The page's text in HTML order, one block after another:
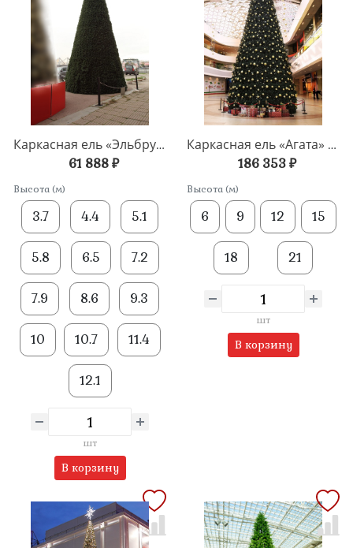
Каркасная ель «Эльбрус» 3,7 – 12,1 метров
61 888 ₽
Высота (м)
3.7 4.4 5.1
5.8 6.5 7.2
7.9 8.6 9.3
10 10.7 11.4
12.1
шт
В корзину
Каркасная ель «Агата» 6-21 метров
186 353 ₽
Высота (м)
6 9 12 15
18 21
шт
В корзину